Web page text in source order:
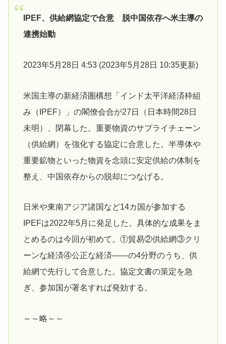
IPEF、供給網協定で合意 脱中国依存へ米主導の
連携始動
2023年5月28日 4:53 (2023年5月28日 10:35更新)
米国主導の新経済圏構想「インド太平洋経済枠組
み（IPEF）」の閣僚会合が27日（日本時間28日
未明）、閉幕した。重要物資のサプライチェーン
（供給網）を強化する協定に合意した。半導体や
重要鉱物といった物資を念頭に安定供給の体制を
整え、中国依存からの脱却につなげる。
日米や東南アジア諸国など14カ国が参加する
IPEFは2022年5月に発足した。具体的な成果をま
とめるのは今回が初めて。①貿易②供給網③クリ
ーンな経済④公正な経済――の4分野のうち、供
給網で先行して合意した。協定文書の策定を急
ぎ、参加国が署名すれば発効する。
～～略～～